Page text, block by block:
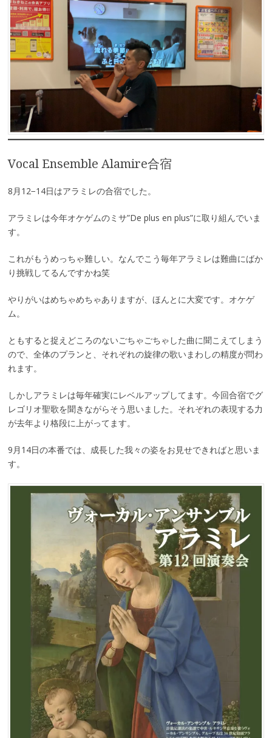
Vocal Ensemble Alamire合宿
8月12−14日はアラミレの合宿でした。
アラミレは今年オケゲムのミサ”De plus en plus”に取り組んでいま
す。
これがもうめっちゃ難しい。なんでこう毎年アラミレは難曲にばか
り挑戦してるんですかね笑
やりがいはめちゃめちゃありますが、ほんとに大変です。オケゲ
ム。
ともすると捉えどころのないごちゃごちゃした曲に聞こえてしまう
ので、全体のプランと、それぞれの旋律の歌いまわしの精度が問わ
れます。
しかしアラミレは毎年確実にレベルアップしてます。今回合宿でグ
レゴリオ聖歌を聞きながらそう思いました。それぞれの表現する力
が去年より格段に上がってます。
9月14日の本番では、成長した我々の姿をお見せできればと思いま
す。